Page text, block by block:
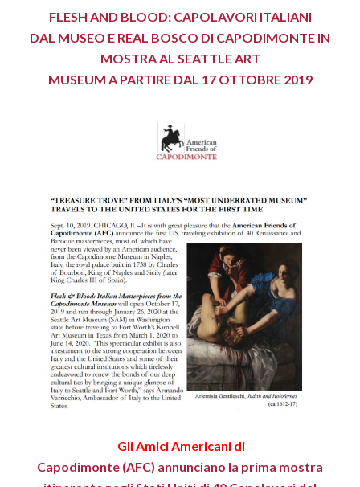
FLESH AND BLOOD: CAPOLAVORI ITALIANI
DAL MUSEO E REAL BOSCO DI CAPODIMONTE IN
MOSTRA AL SEATTLE ART
MUSEUM A PARTIRE DAL 17 OTTOBRE 2019
Gli Amici Americani di
Capodimonte (AFC) annunciano la prima mostra